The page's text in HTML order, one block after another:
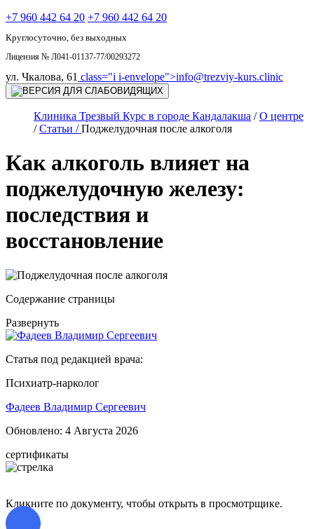
+7 960 442 64 20 +7 960 442 64 20
Круглосуточно, без выходных
Лицензия № Л041-01137-77/00293272
ул. Чкалова, 61 class="i i-envelope">info@trezviy-kurs.clinic
Клиника Трезвый Курс в городе Кандалакша /О центре
/Статьи /Поджелудочная после алкоголя
Как алкоголь влияет на
поджелудочную железу:
последствия и
восстановление
Содержание страницы
Развернуть
Статья под редакцией врача:
Психиатр-нарколог
Фадеев Владимир Сергеевич
Обновлено: 4 Августа 2026
сертификаты
Кликните по документу, чтобы открыть в просмотрщике.